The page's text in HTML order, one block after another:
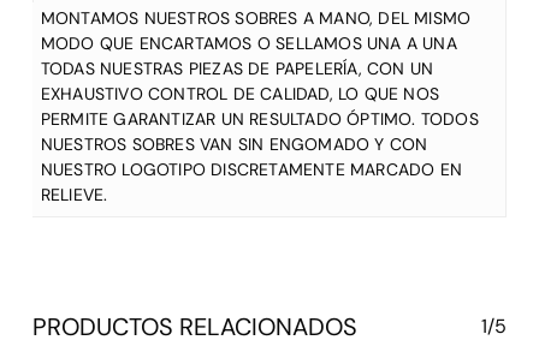
MONTAMOS NUESTROS SOBRES A MANO, DEL MISMO
MODO QUE ENCARTAMOS O SELLAMOS UNA A UNA
TODAS NUESTRAS PIEZAS DE PAPELERÍA, CON UN
EXHAUSTIVO CONTROL DE CALIDAD, LO QUE NOS
PERMITE GARANTIZAR UN RESULTADO ÓPTIMO. TODOS
NUESTROS SOBRES VAN SIN ENGOMADO Y CON
NUESTRO LOGOTIPO DISCRETAMENTE MARCADO EN
RELIEVE.
PRODUCTOS RELACIONADOS 1/5